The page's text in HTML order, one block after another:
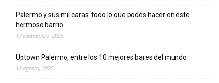
Palermo y sus mil caras: todo lo que podés hacer en este
hermoso barrio
17 septiembre, 2025
Uptown Palermo, entre los 10 mejores bares del mundo
12 agosto, 2025